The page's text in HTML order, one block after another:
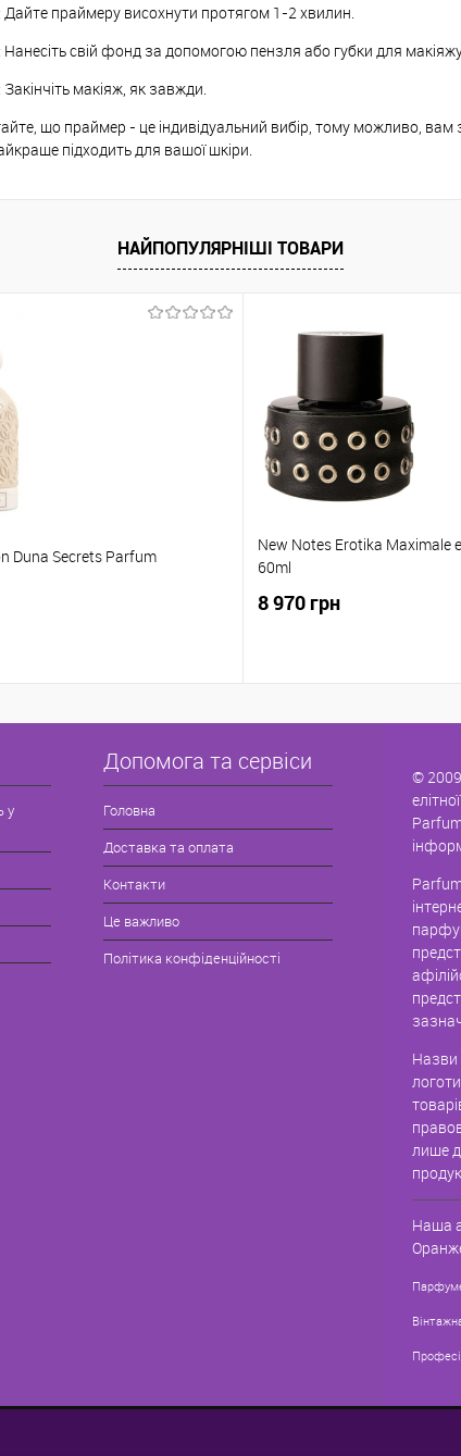
Дайте праймеру висохнути протягом 1-2 хвилин.
Нанесіть свій фонд за допомогою пензля або губки для
макіяж, як завжди.
що праймер - це індивідуальний вибір, тому можливо, вам
підходить для вашої шкіри.
НАЙПОПУЛЯРНІШІ ТОВАРИ
Duna Secrets Parfum
New Notes Erotika Maximale
60ml
8 970 грн
у
Допомога та сервіси
Головна
Доставка та оплата
Контакти
Це важливо
Політика конфіденційності
©
Назви
лише
Наша